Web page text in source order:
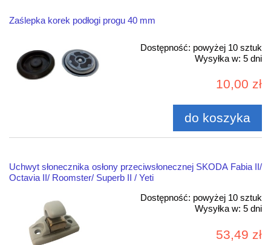
Zaślepka korek podłogi progu 40 mm
Dostępność: powyżej 10 sztuk
Wysyłka w: 5 dni
10,00 zł
do koszyka
Uchwyt słonecznika osłony przeciwsłonecznej SKODA Fabia II/
Octavia II/ Roomster/ Superb II / Yeti
Dostępność: powyżej 10 sztuk
Wysyłka w: 5 dni
53,49 zł